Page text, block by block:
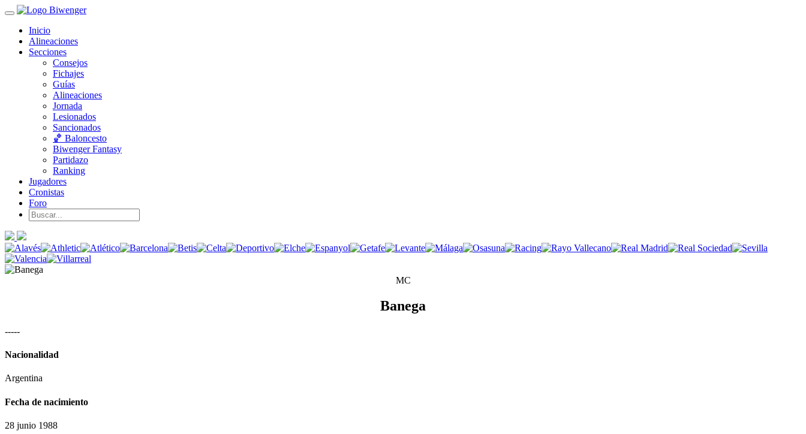
Inicio
Alineaciones
Secciones
Consejos
Fichajes
Guías
Alineaciones
Jornada
Lesionados
Sancionados
🏀 Baloncesto
Biwenger Fantasy
Partidazo
Ranking
Jugadores
Cronistas
Foro
MC
Banega
-----
Nacionalidad
Argentina
Fecha de nacimiento
28 junio 1988